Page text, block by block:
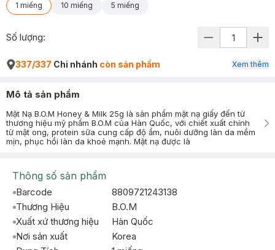
1 miếng 10 miếng 5 miếng
Số lượng:
337/337 Chi nhánh còn sản phẩm Xem thêm
Mô tả sản phẩm
Mặt Nạ B.O.M Honey & Milk 25g là sản phẩm mặt nạ giấy đến từ
thương hiệu mỹ phẩm B.O.M của Hàn Quốc, với chiết xuất chính
từ mật ong, protein sữa cung cấp độ ẩm, nuôi dưỡng làn da mềm
mịn, phục hồi làn da khoẻ mạnh. Mặt nạ được là
Thông số sản phẩm
Barcode
8809721243138
Thương Hiệu
B.O.M
Xuất xứ thương hiệu
Hàn Quốc
Nơi sản xuất
Korea